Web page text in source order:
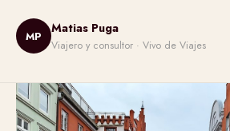
MP
Matias Puga
Viajero y consultor · Vivo de Viajes